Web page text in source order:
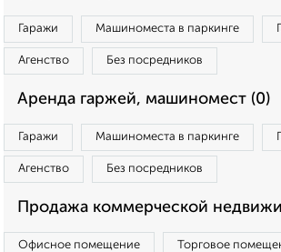
Гаражи Машиноместа в паркинге
Агенство Без посредников
Аренда гаржей, машиномест (0)
Гаражи Машиноместа в паркинге
Агенство Без посредников
Продажа коммерческой
Офисное помещение Торговое